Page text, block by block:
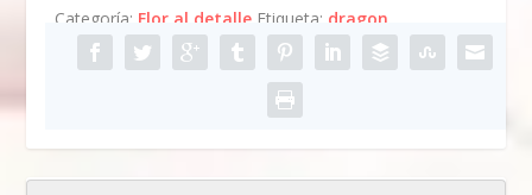
Categoría: Flor al detalle Etiqueta: dragon